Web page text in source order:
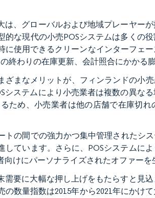
、グローバルおよび地域プレーヤー
な現代の小売POSシステムは多くの
使用できるクリーンなインターフェ
終わりの在庫更新、会計照合にかかる
まなメリットが、フィンランドの小
ステムにより小売業者は複数の異な
ため、小売業者は他の店舗で在庫切れ
の間での強力かつ集中管理されたシ
ています。さらに、POSシステムに
けにパーソナライズされたオファーを
需要に大幅な押し上げをもたらすと見
数量指数は2015年から2021年にかけ